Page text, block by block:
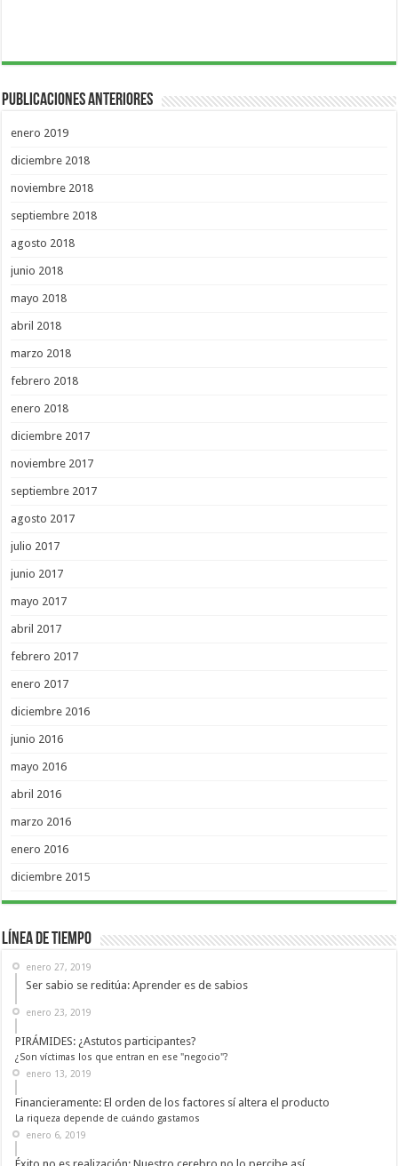
Publicaciones Anteriores
enero 2019
diciembre 2018
noviembre 2018
septiembre 2018
agosto 2018
junio 2018
mayo 2018
abril 2018
marzo 2018
febrero 2018
enero 2018
diciembre 2017
noviembre 2017
septiembre 2017
agosto 2017
julio 2017
junio 2017
mayo 2017
abril 2017
febrero 2017
enero 2017
diciembre 2016
junio 2016
mayo 2016
abril 2016
marzo 2016
enero 2016
diciembre 2015
Línea de Tiempo
enero 27, 2019
Ser sabio se reditúa: Aprender es de sabios
enero 23, 2019
PIRÁMIDES: ¿Astutos participantes?
¿Son víctimas los que entran en ese "negocio"?
enero 13, 2019
Financieramente: El orden de los factores sí altera el producto
La riqueza depende de cuándo gastamos
enero 6, 2019